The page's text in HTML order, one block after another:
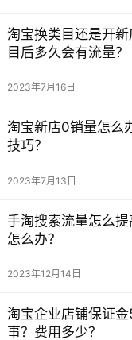
推荐指数：7分
给自己的爆款。这
的两三个主力款，
代销 推荐指数：8
一年几十上百万
商，但懂销售，你可
家，把产品挂自己店
的优势，而且产品方
样，几百个卖家拼
推荐指数：10分
淘宝换类目还是开
目后多久会有流量？
2023年7月16日
淘宝新店0销量怎么
技巧？
2023年7月13日
手淘搜索流量怎么
怎么办？
2023年12月14日
淘宝企业店铺保证
事？费用多少？